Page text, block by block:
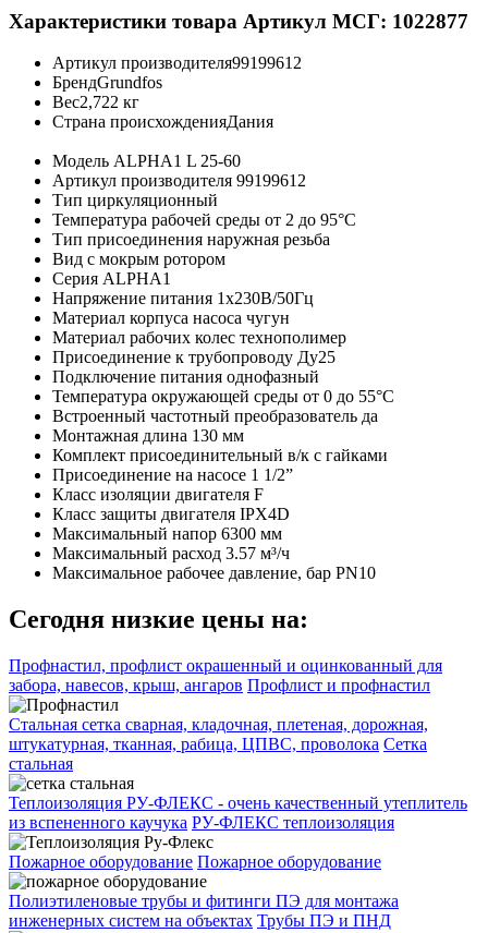
Характеристики товара Артикул МСГ: 1022877
Артикул производителя99199612
БрендGrundfos
Вес2,722 кг
Страна происхожденияДания
Модель ALPHA1 L 25-60
Артикул производителя 99199612
Тип циркуляционный
Температура рабочей среды от 2 до 95°C
Тип присоединения наружная резьба
Вид с мокрым ротором
Серия ALPHA1
Напряжение питания 1х230В/50Гц
Материал корпуса насоса чугун
Материал рабочих колес технополимер
Присоединение к трубопроводу Ду25
Подключение питания однофазный
Температура окружающей среды от 0 до 55°C
Встроенный частотный преобразователь да
Монтажная длина 130 мм
Комплект присоединительный в/к с гайками
Присоединение на насосе 1 1/2”
Класс изоляции двигателя F
Класс защиты двигателя IPX4D
Максимальный напор 6300 мм
Максимальный расход 3.57 м³/ч
Максимальное рабочее давление, бар PN10
Сегодня низкие цены на:
Профнастил, профлист окрашенный и оцинкованный для
забора, навесов, крыш, ангаров Профлист и профнастил
Стальная сетка сварная, кладочная, плетеная, дорожная,
штукатурная, тканная, рабица, ЦПВС, проволока Сетка
стальная
Теплоизоляция РУ-ФЛЕКС - очень качественный утеплитель
из вспененного каучука РУ-ФЛЕКС теплоизоляция
Пожарное оборудование Пожарное оборудование
Полиэтиленовые трубы и фитинги ПЭ для монтажа
инженерных систем на объектах Трубы ПЭ и ПНД